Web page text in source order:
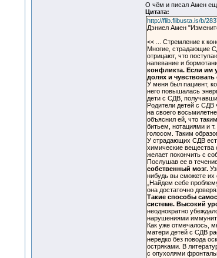
О чём и писал Амен ещё
Цитата:
http://flib.flibusta.is/b/
Дэниел Амен
<< ... Стремление к
Многие, страдающие
отрицают, что
напевание и
конфликта. Если им
долях и
У меня был пациент,
него повышалась
дети с СДВ,
Родители детей с СДВ
на своего
объяснил ей, что
битьем, нотациями и
голосом. Таким
У страдающих СДВ
химические вещества
желает покончить с
Послушав ее в
собственный мозг.
нибудь вы сможете их
„Найдем себе
она достаточно
Такие способы
системе. Высокий
неоднократно
нарушениями
Как уже отмечалось,
матери детей с СДВ
нередко без повода
остряками. В
с опухолями